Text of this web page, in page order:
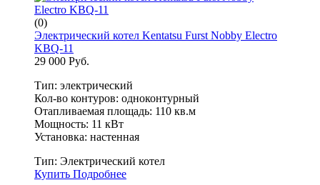
(0)
Электрический котел Kentatsu Furst Nobby Electro
KBQ-11
29 000 Руб.
Тип: электрический
Кол-во контуров: одноконтурный
Отапливаемая площадь: 110 кв.м
Мощность: 11 кВт
Установка: настенная
Тип: Электрический котел
Купить Подробнее